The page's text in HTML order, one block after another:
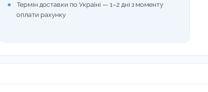
Термін доставки по Україні — 1–2 дні з моменту
оплати рахунку